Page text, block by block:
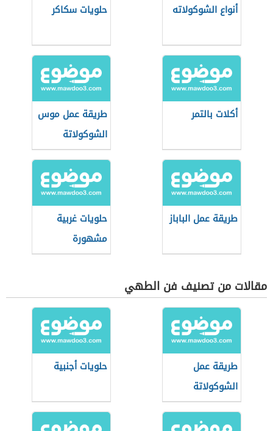
أنواع الشوكولاته حلويات سكاكر
أكلات بالتمر
طريقة عمل موس
الشوكولاتة
طريقة عمل الباباز
حلويات غربية
مشهورة
مقالات من تصنيف فن الطهي
طريقة عمل
الشوكولاتة
حلويات أجنبية